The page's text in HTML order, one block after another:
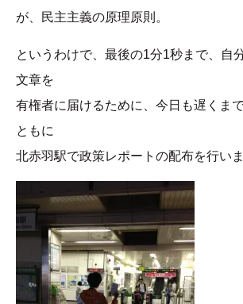
が、民主主義の原理原則。
というわけで、最後の1分1秒まで、自
文章を
有権者に届けるために、今日も遅くま
ともに
北赤羽駅で政策レポートの配布を行いま